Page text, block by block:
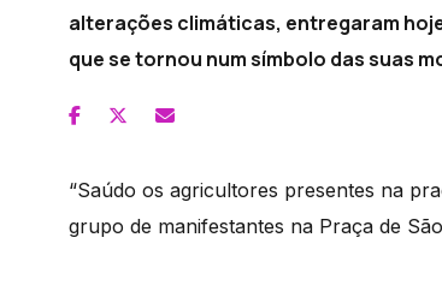
alterações climáticas, entregaram
que se tornou num símbolo das suas
“Saúdo os agricultores presentes na
grupo de manifestantes na Praça de